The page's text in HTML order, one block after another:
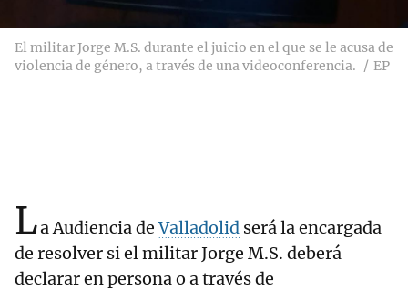
El militar Jorge M.S. durante el juicio en el que se le acusa de
violencia de género, a través de una videoconferencia.
EP
La Audiencia deValladolid será la encargada
de resolver si el militar Jorge M.S. deberá
declarar en persona o a través de